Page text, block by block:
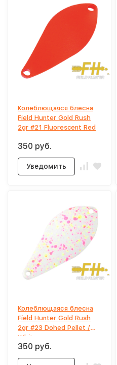
Колеблющаяся блесна
Field Hunter Gold Rush
2gr #21 Fluorescent Red
350 руб.
Уведомить
Колеблющаяся блесна
Field Hunter Gold Rush
2gr #23 Dohed Pellet /
White
350 руб.